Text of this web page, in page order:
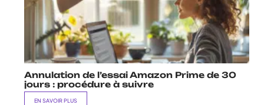
Annulation de l’essai Amazon Prime de 30
jours : procédure à suivre
EN SAVOIR PLUS